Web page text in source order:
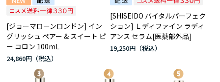
[ジョーマローンロンドン] イン
グリッシュ ペアー & スイート ピ
ー コロン 100mL
24,860円
[SHISEIDO バイタルパーフェク
ション] Ｌディファイン ラディ
アンス セラム[医薬部外品]
19,250円